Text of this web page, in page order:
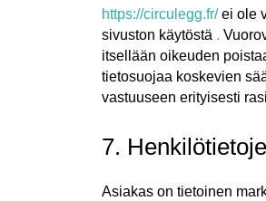
https://circulegg.fr/ei ole
sivuston käytöstä .
itsellään oikeuden
tietosuojaa koskevien
vastuuseen erityisesti
7.
Asiakas on tietoinen